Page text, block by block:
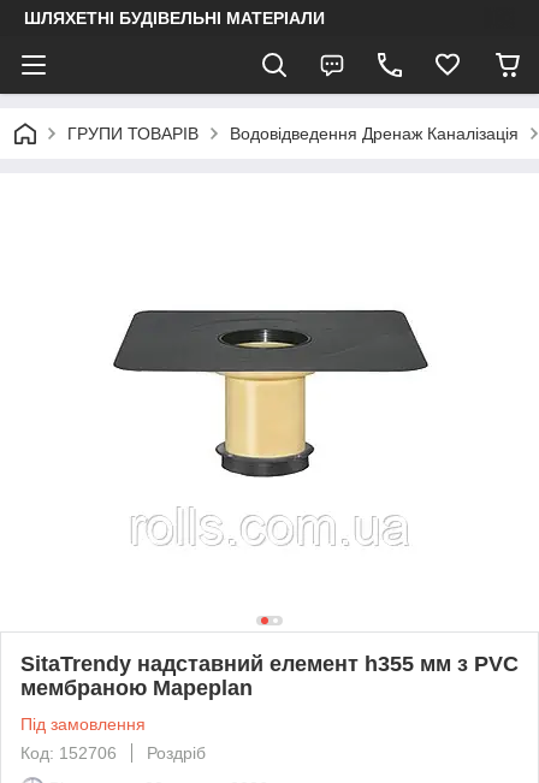
ШЛЯХЕТНІ БУДІВЕЛЬНІ МАТЕРІАЛИ
ГРУПИ ТОВАРІВ Водовідведення Дренаж Каналізація
SitaTrendy надставний елемент h355 мм з PVC
мембраною Mapeplan
Під замовлення
Код: 152706
Роздріб